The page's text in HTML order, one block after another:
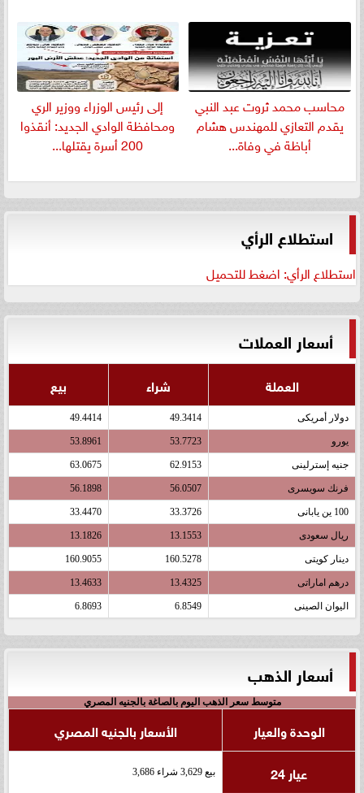
​محاسب محمد ثروت عبد النبي
يقدم التعازي للمهندس هشام
أباظة في وفاة...
إلى رئيس الوزراء ووزير الري
ومحافظة الوادي الجديد: أنقذوا
200 أسرة يقتلها...
استطلاع الرأي
استطلاع الرأي: اضغط للتحميل
أسعار العملات
العملة شراء بيع
دولار أمريكى 49.3414
49.4414
يورو 53.7723
53.8961
جنيه إسترلينى 62.9153
63.0675
فرنك سويسرى 56.0507
56.1898
100 ين يابانى 33.3726
33.4470
ريال سعودى 13.1553
13.1826
دينار كويتى 160.5278
160.9055
درهم اماراتى 13.4325
13.4633
اليوان الصينى 6.8549
6.8693
أسعار الذهب
متوسط سعر الذهب اليوم بالصاغة بالجنيه المصري
الوحدة والعيار
الأسعار بالجنيه المصري
عيار 24
بيع 3,629 شراء 3,686